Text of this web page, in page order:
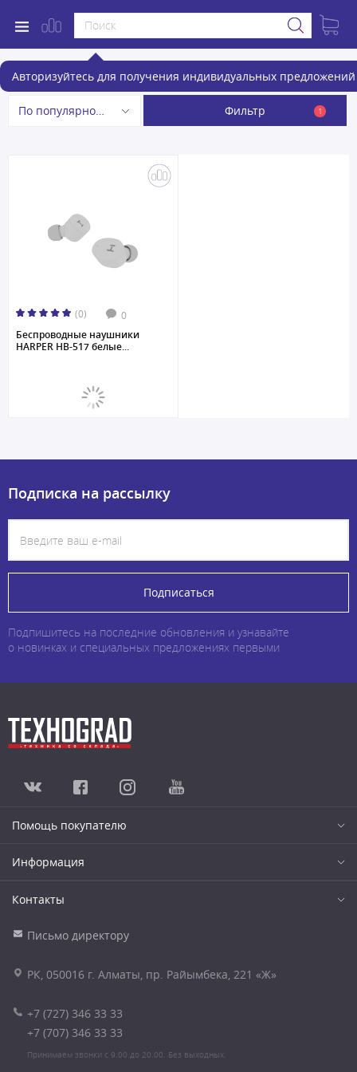
Авторизуйтесь для получения индивидуальных предложений
Беспроводные наушники
По популярности Фильтр 1
(0) 0
Беспроводные наушники
HARPER HB-517 белые...
Подписка на рассылку
Подписаться
Подпишитесь на последние обновления и узнавайте
о новинках и специальных предложениях первыми
Помощь покупателю
Информация
Контакты
Письмо директору
РК, 050016 г. Алматы, пр. Райымбека, 221 «Ж»
+7 (727) 346 33 33
+7 (707) 346 33 33
Принимаем звонки с 9.00 до 20.00. Без выходных.